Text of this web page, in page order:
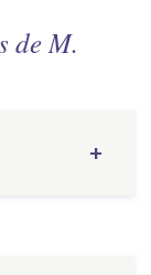
de M.